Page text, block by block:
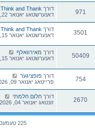
971 דורך Think and Thank
דאנערשטאג יאנואר 22, 2026 2:20 pm
3501 דורך Think and Thank
דאנערשטאג יאנואר 15, 2026 8:59 am
50409 דורך מאירוואלף
דאנערשטאג יאנואר 15, 2026 7:18 am
754 דורך פופציגער
פרייטאג יאנואר 09, 2026 2:09 am
2670 דורך חלום חלמתי
זונטאג יאנואר 04, 2026 10:49 am
225 טעמעס